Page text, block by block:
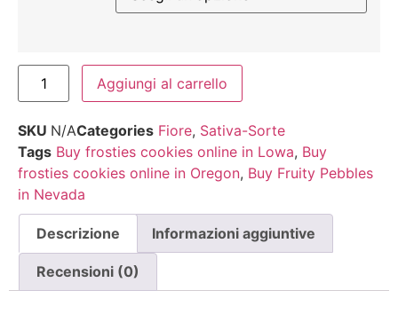
Aggiungi al carrello
SKU N/ACategories Fiore, Sativa-Sorte
Tags Buy frosties cookies online in Lowa, Buy
frosties cookies online in Oregon, Buy Fruity Pebbles
in Nevada
Descrizione Informazioni aggiuntive
Recensioni (0)